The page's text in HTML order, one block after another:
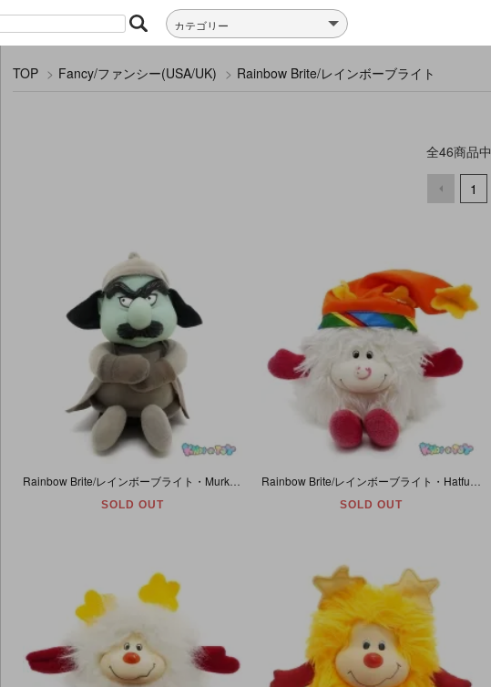
TOP > Fancy/ファンシー(USA/UK) > Rainbow Brite/レインボーブライト
全46商品中
1
Rainbow Brite/レインボーブライト・Murky Dismal/マーキーディズマル・ラバーヘッドぬいぐるみ・Mattel・1983年
SOLD OUT SOLD OUT